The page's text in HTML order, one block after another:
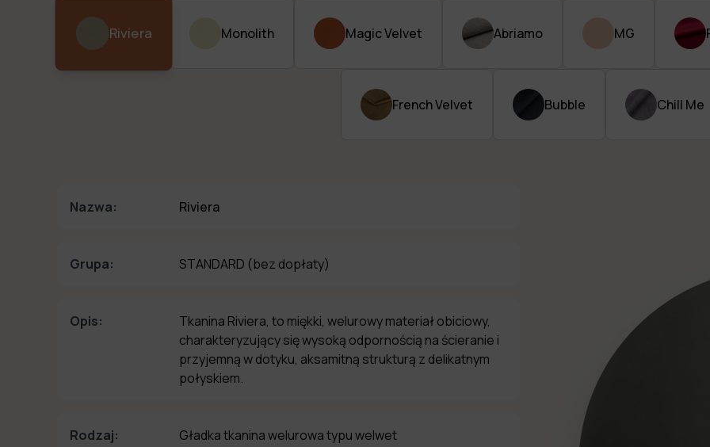
Riviera Monolith Magic Velvet Abriamo MG
French Velvet Bubble Chill Me
Nazwa: Riviera
Grupa: STANDARD (bez dopłaty)
Opis:
Tkanina Riviera, to miękki, welurowy materiał obiciowy,
charakteryzujący się wysoką odpornością na ścieranie i
przyjemną w dotyku, aksamitną strukturą z delikatnym
połyskiem.
Rodzaj: Gładka tkanina welurowa typu welwet